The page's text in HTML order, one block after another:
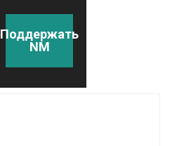
Поддержать
NM